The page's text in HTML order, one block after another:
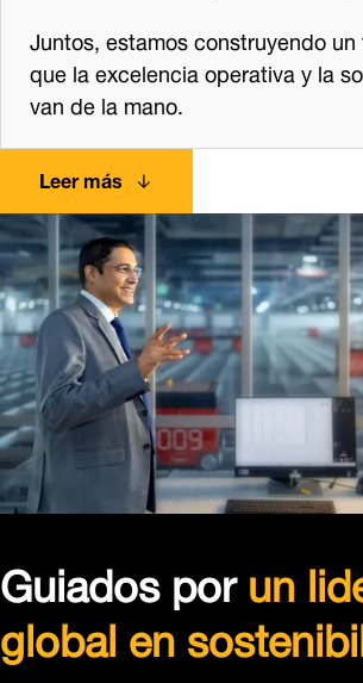
Juntos, estamos construyendo
que la excelencia operativa y la
van de la mano.
Leer más
Guiados porun
global en